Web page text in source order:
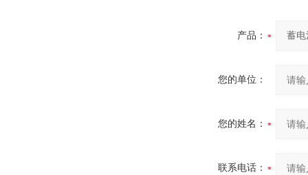
产品：
您的单位：
您的姓名：
联系电话：